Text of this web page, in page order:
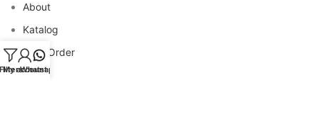
About
Katalog
Cara Order
Blog
My account
Whatsapp